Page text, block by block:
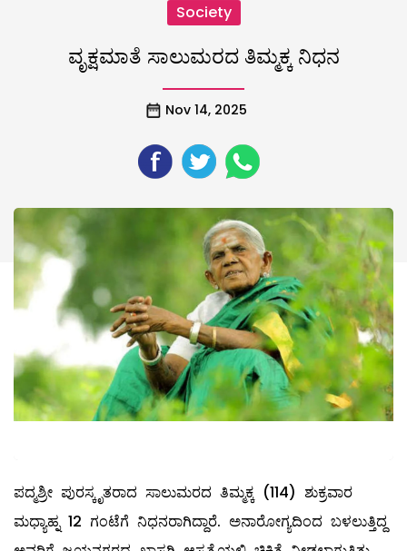
Society
ವೃಕ್ಷಮಾತೆ ಸಾಲುಮರದ ತಿಮ್ಮಕ್ಕ ನಿಧನ
Nov 14, 2025
ಪದ್ಮಶ್ರೀ ಪುರಸ್ಕೃತರಾದ ಸಾಲುಮರದ ತಿಮ್ಮಕ್ಕ (114) ಶುಕ್ರವಾರ
ಮಧ್ಯಾಹ್ನ 12 ಗಂಟೆಗೆ ನಿಧನರಾಗಿದ್ದಾರೆ. ಅನಾರೋಗ್ಯದಿಂದ ಬಳಲುತ್ತಿದ್ದ